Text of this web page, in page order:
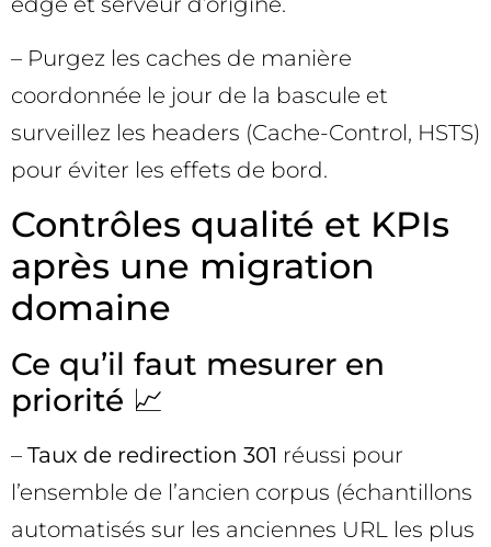
– Purgez les caches de manière
coordonnée le jour de la bascule et
surveillez les headers (Cache-Control, HSTS)
pour éviter les effets de bord.
Contrôles qualité et KPIs
après une migration
domaine
Ce qu’il faut mesurer en
priorité 📈
– Taux de redirection 301 réussi pour
l’ensemble de l’ancien corpus (échantillons
automatisés sur les anciennes URL les plus